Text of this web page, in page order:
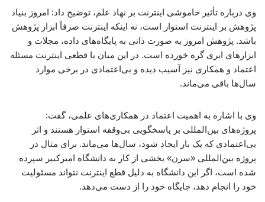
وی درباره تأثیر خاموشی اینترنت بر نهاد علم، توضیح داد: امروز بنیاد
پژوهش بر اینترنت استوار است، نه اینکه اینترنت صرفاً ابزار پژوهش
باشد. پژوهش امروز به صورت ذاتی به پایگاه‌های داده، مجلات و
ابزارهای ابری گره خورده است. در این میان با قطعی اینترنت مسئله
اعتماد و همکاری نیز آسیب دیده و بی‌اعتمادی در برخی موارد
سال‌ها باقی می‌ماند.
وی با اشاره به اهمیت اعتماد در همکاری‌های علمی، گفت:
پروژه‌های بین‌المللی بر پاسخگویی بی‌وقفه استوار هستند و اثر
بی‌اعتمادی که یک بار ایجاد شود، سال‌ها می‌ماند. برای مثال در
پروژه بین‌المللی «سرن» بخشی از کار به دانشگاه امیرکبیر سپرده
شده است، اگر این دانشگاه به دلیل قطع اینترنت نتواند مسئولیت
خود را انجام دهد، جایگاه خود را از دست می‌دهد.